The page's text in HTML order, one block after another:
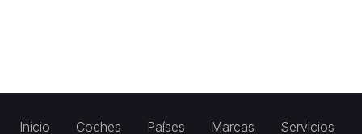
Inicio Coches Países Marcas Servicios